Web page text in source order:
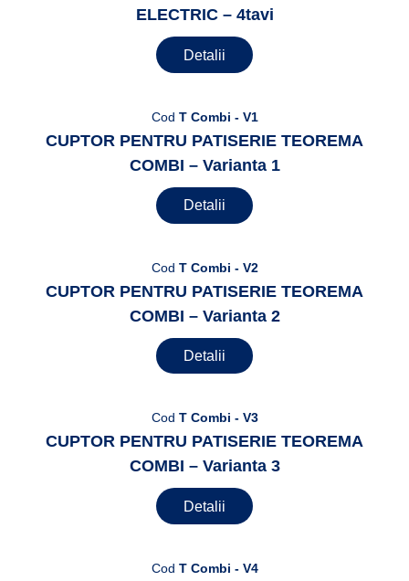
ELECTRIC – 4tavi
Detalii
Cod T Combi - V1
CUPTOR PENTRU PATISERIE TEOREMA
COMBI – Varianta 1
Detalii
Cod T Combi - V2
CUPTOR PENTRU PATISERIE TEOREMA
COMBI – Varianta 2
Detalii
Cod T Combi - V3
CUPTOR PENTRU PATISERIE TEOREMA
COMBI – Varianta 3
Detalii
Cod T Combi - V4